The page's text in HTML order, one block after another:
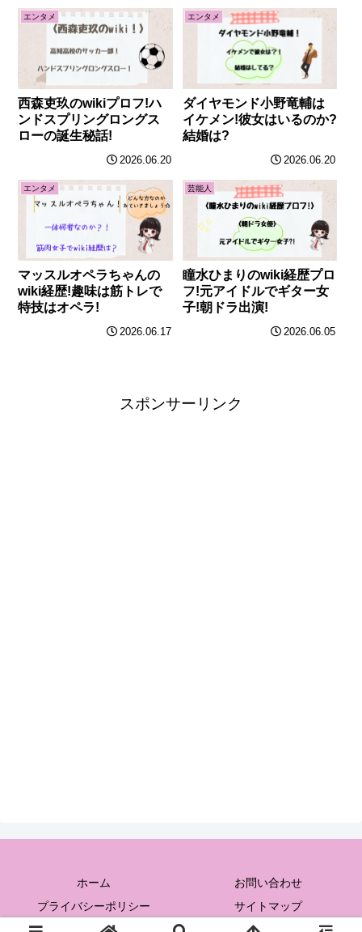
エンタメ
西森吏玖のwikiプロフ!ハ
ンドスプリングロングス
ローの誕生秘話!
2026.06.20
エンタメ
ダイヤモンド小野竜輔は
イケメン!彼女はいるのか?
結婚は?
2026.06.20
エンタメ
マッスルオペラちゃんの
wiki経歴!趣味は筋トレで
特技はオペラ!
2026.06.17
芸能人
瞳水ひまりのwiki経歴プロ
フ!元アイドルでギター女
子!朝ドラ出演!
2026.06.05
スポンサーリンク
ホーム
お問い合わせ
プライバシーポリシー
サイトマップ